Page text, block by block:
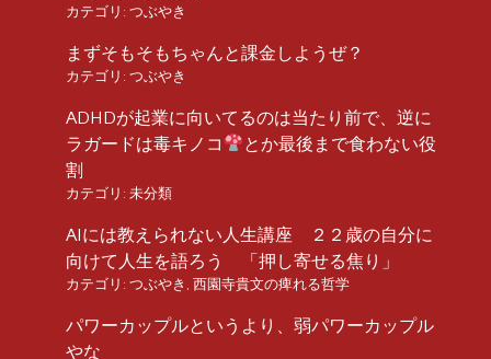
カテゴリ: つぶやき
まずそもそもちゃんと課金しようぜ？
カテゴリ: つぶやき
ADHDが起業に向いてるのは当たり前で、逆に
ラガードは毒キノコ
とか最後まで食わない役
割
カテゴリ: 未分類
AIには教えられない人生講座 ２２歳の自分に
向けて人生を語ろう 「押し寄せる焦り」
カテゴリ: つぶやき 西園寺貴文の痺れる哲学
パワーカップルというより、弱パワーカップル
やな